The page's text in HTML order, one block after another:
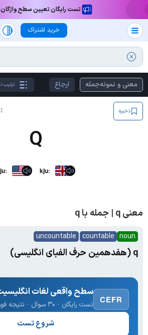
تست رایگان تعیین سطح واژگان
خرید اشتراک
معنی و نمونه‌جمله ارجاع ترتیب
ذخیره
Q
kjuː
معنی q | جمله با q
noun
countable
uncountable
q (هفدهمین حرف الفبای انگلیسی)
CEFR
سطح واقعی لغات
تست رایگان · ۳۰ سوال · نتیجه فوری
شروع تست